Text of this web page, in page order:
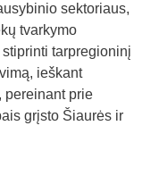
sektoriaus,
tvarkymo
tarpregioninį
ieškant
pereinant prie
grįsto Šiaurės ir